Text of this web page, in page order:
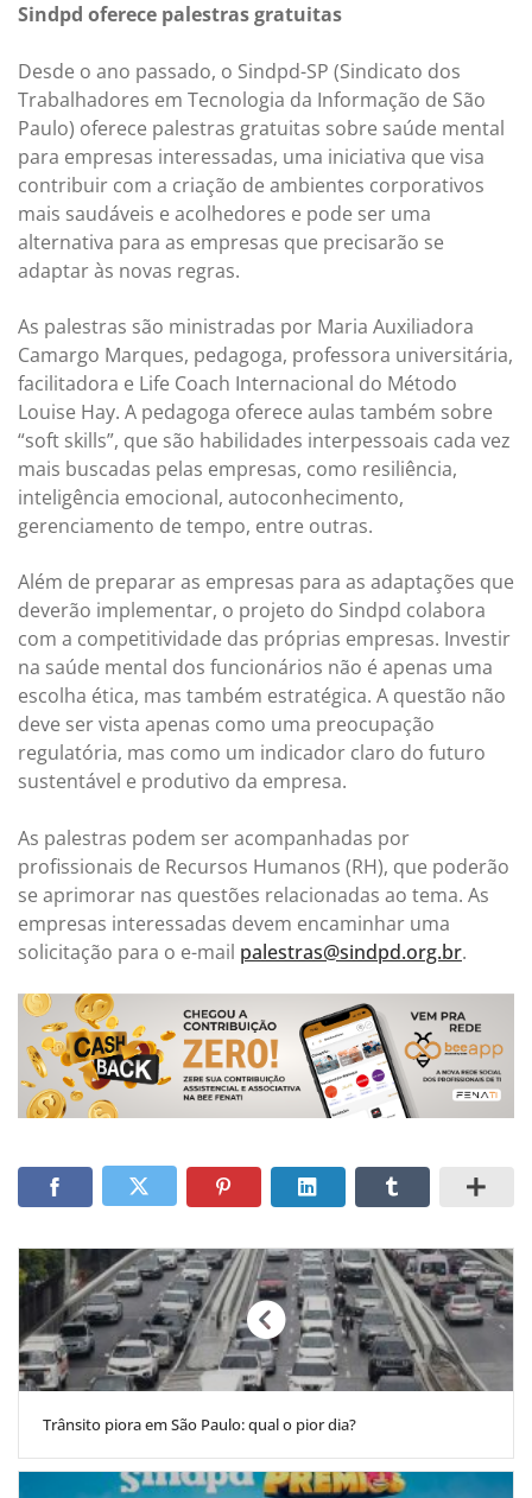
Sindpd oferece palestras gratuitas
Desde o ano passado, o Sindpd-SP (Sindicato dos
Trabalhadores em Tecnologia da Informação de São
Paulo) oferece palestras gratuitas sobre saúde mental
para empresas interessadas, uma iniciativa que visa
contribuir com a criação de ambientes corporativos
mais saudáveis e acolhedores e pode ser uma
alternativa para as empresas que precisarão se
adaptar às novas regras.
As palestras são ministradas por Maria Auxiliadora
Camargo Marques, pedagoga, professora universitária,
facilitadora e Life Coach Internacional do Método
Louise Hay. A pedagoga oferece aulas também sobre
“soft skills”, que são habilidades interpessoais cada vez
mais buscadas pelas empresas, como resiliência,
inteligência emocional, autoconhecimento,
gerenciamento de tempo, entre outras.
Além de preparar as empresas para as adaptações que
deverão implementar, o projeto do Sindpd colabora
com a competitividade das próprias empresas. Investir
na saúde mental dos funcionários não é apenas uma
escolha ética, mas também estratégica. A questão não
deve ser vista apenas como uma preocupação
regulatória, mas como um indicador claro do futuro
sustentável e produtivo da empresa.
As palestras podem ser acompanhadas por
profissionais de Recursos Humanos (RH), que poderão
se aprimorar nas questões relacionadas ao tema. As
empresas interessadas devem encaminhar uma
solicitação para o e-mail palestras@sindpd.org.br.
Trânsito piora em São Paulo: qual o pior dia?